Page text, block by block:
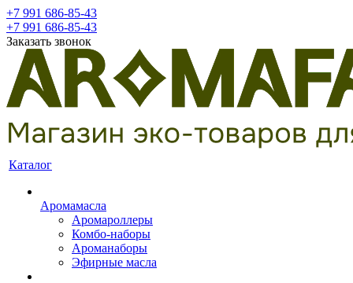
+7 991 686-85-43
+7 991 686-85-43
Заказать звонок
Каталог
Аромамасла
Аромароллеры
Комбо-наборы
Ароманаборы
Эфирные масла